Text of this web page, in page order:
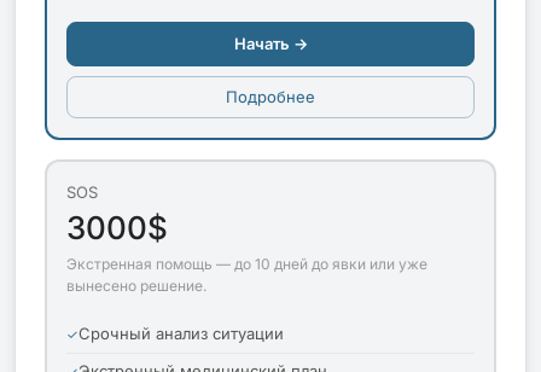
Начать →
Подробнее
SOS
3000$
Экстренная помощь — до 10 дней до явки или уже
вынесено решение.
Срочный анализ ситуации